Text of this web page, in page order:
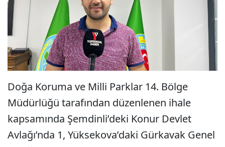
Doğa Koruma ve Milli Parklar 14. Bölge
Müdürlüğü tarafından düzenlenen ihale
kapsamında Şemdinli’deki Konur Devlet
Avlağı’nda 1, Yüksekova’daki Gürkavak Genel